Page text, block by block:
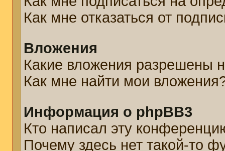
Как мне отказаться от
Вложения
Какие вложения разрешены
Как мне найти мои
Информация о phpBB3
Кто написал эту
Почему здесь нет такой-то